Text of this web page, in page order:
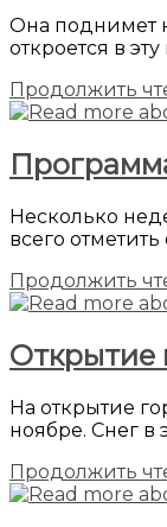
Она поднимет
откроется в
Продолжить
Несколько
всего
Продолжить
Открытие
На открытие
ноябре. Снег в
Продолжить